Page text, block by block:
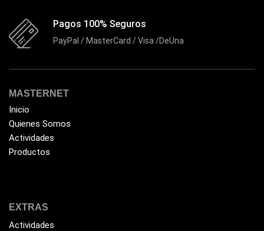
Pagos 100% Seguros
PayPal / MasterCard / Visa /DeUna
MASTERNET
Inicio
Quienes Somos
Actividades
Productos
EXTRAS
Actividades